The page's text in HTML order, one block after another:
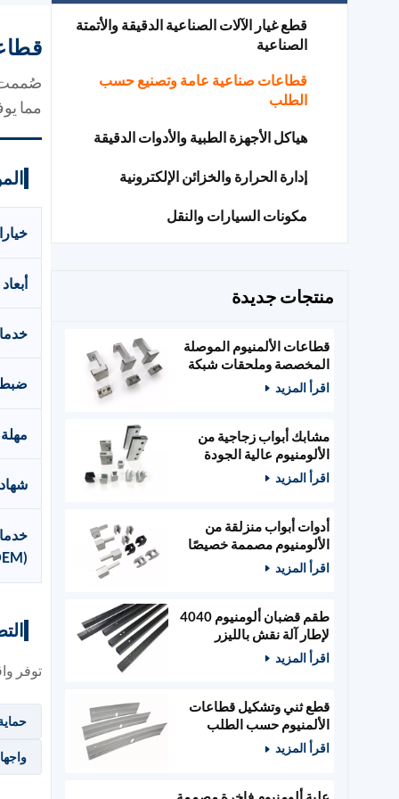
قطع غيار الآلات الصناعية الدقيقة والأتمتة
الصناعية
قطاعات صناعية عامة وتصنيع حسب
الطلب
هياكل الأجهزة الطبية والأدوات الدقيقة
إدارة الحرارة والخزائن الإلكترونية
مكونات السيارات والنقل
منتجات جديدة
قطاعات الألمنيوم الموصلة
المخصصة وملحقات شبكة
الطاقة
اقرأ المزيد
مشابك أبواب زجاجية من
الألومنيوم عالية الجودة
مصممة حسب الطلب،
وأدوات أبواب خشبية
اقرأ المزيد
أدوات أبواب منزلقة من
الألومنيوم مصممة خصيصًا
ومثبتات زجاجية
اقرأ المزيد
طقم قضبان ألومنيوم 4040
لإطار آلة نقش بالليزر
400x400 مم
اقرأ المزيد
قطع ثني وتشكيل قطاعات
الألمنيوم حسب الطلب
اقرأ المزيد
صُممت
مما
ضبط
مهلة
(OEM) وتصميمها (ODM)
توفر